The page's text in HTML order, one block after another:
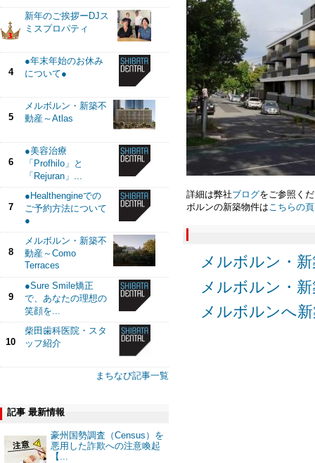
新年のご挨拶ーDJス
ミスプロパティ
4
●年末年始のお休み
について●
5
メルボルン・新築不
動産～Atlas
6
●美容治療
「Profhilo」と
「Rejuran」...
7
●Healthengineでの
ご予約方法について
●
8
メルボルン・新築不
動産～Como
Terraces
9
●Sure Smile矯正
で、あなたの理想の
笑顔を...
10
柴田歯科医院・スタ
ッフ紹介
まちなび記事一覧
記事 最新情報
豪州国勢調査（Census）を
悪用した詐欺への注意喚起
【...
詳細は弊社ブログをご参照く
ボルンの新築物件はこちらの頁
メルボルン・
メルボルン・
メルボルンへ